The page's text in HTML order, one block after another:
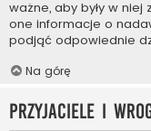
ważne, aby były w
one informacje o
podjąć odpowiednie
Na górę
Przyjaciele i